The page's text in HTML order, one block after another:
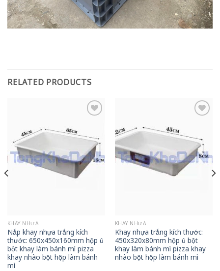
RELATED PRODUCTS
Add to
wishlist
KHAY NHỰA
Nắp khay nhựa trắng kích
thước: 650x450x160mm hộp ủ
bột khay làm bánh mì pizza
khay nhào bột hộp làm bánh
mì
Add to
wishlist
KHAY NHỰA
Khay nhựa trắng kích thước:
450x320x80mm hộp ủ bột
khay làm bánh mì pizza khay
nhào bột hộp làm bánh mì